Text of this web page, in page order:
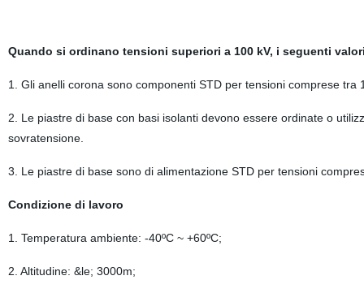
Quando si ordinano tensioni superiori a 100 kV, i seguenti
1. Gli anelli corona sono componenti STD per tensioni comprese tra
2. Le piastre di base con basi isolanti devono essere ordinate o
sovratensione.
3. Le piastre di base sono di alimentazione STD per tensioni
Condizione di lavoro
1. Temperatura ambiente: -40ºC ~ +60ºC;
2. Altitudine: &le; 3000m;